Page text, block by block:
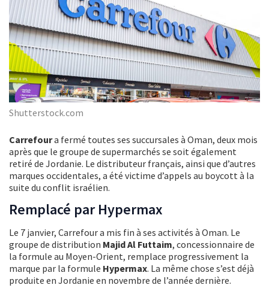
Shutterstock.com
Carrefoura fermé toutes ses succursales à Oman, deux mois
après que le groupe de supermarchés se soit également
retiré de Jordanie. Le distributeur français, ainsi que d’autres
marques occidentales, a été victime d’appels au boycott à la
suite du conflit israélien.
Remplacé par Hypermax
Le 7 janvier, Carrefour a mis fin à ses activités à Oman. Le
groupe de distribution Majid Al Futtaim, concessionnaire de
la formule au Moyen-Orient, remplace progressivement la
marque par la formule Hypermax. La même chose s’est déjà
produite en Jordanie en novembre de l’année dernière.